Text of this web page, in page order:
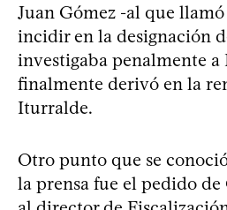
Juan Gómez -al que llamó
incidir en la designación
investigaba penalmente a
finalmente derivó en la
Iturralde.
Otro punto que se
la prensa fue el pedido de